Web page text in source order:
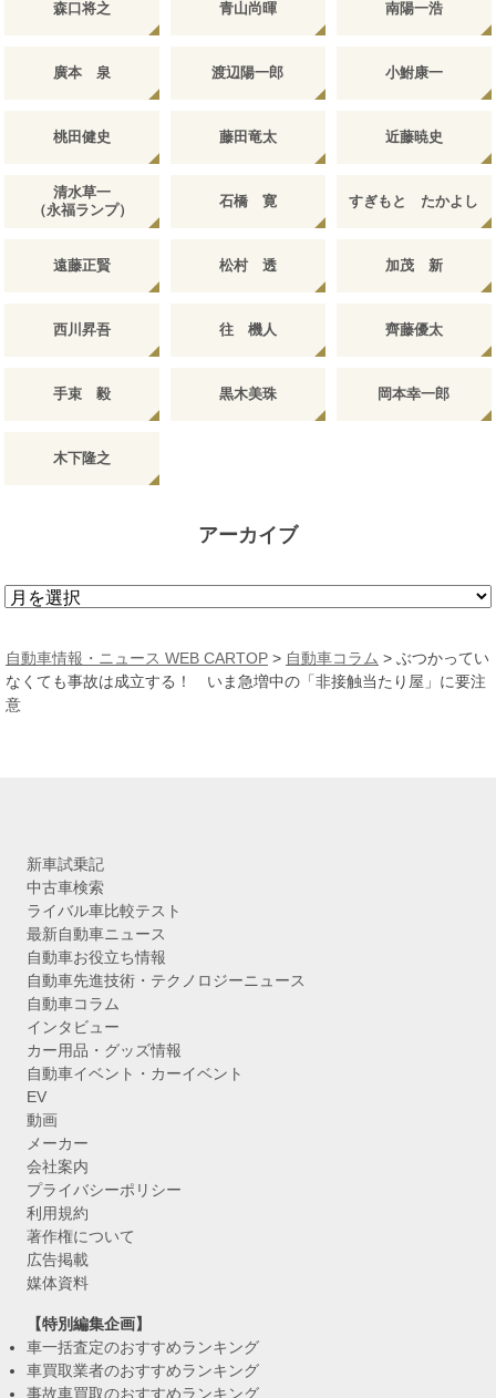
森口将之 青山尚暉 南陽一浩
廣本 泉 渡辺陽一郎 小鮒康一
桃田健史 藤田竜太 近藤暁史
清水草一
（永福ランプ）
石橋 寛 すぎもと たかよし
遠藤正賢 松村 透 加茂 新
西川昇吾 往 機人 齊藤優太
手束 毅 黒木美珠 岡本幸一郎
木下隆之
アーカイブ
ア
カ
イ
ブ
自動車情報・ニュース WEB CARTOP > 自動車コラム > ぶつかってい
なくても事故は成立する！ いま急増中の「非接触当たり屋」に要注
意
新車試乗記
中古車検索
ライバル車比較テスト
最新自動車ニュース
自動車お役立ち情報
自動車先進技術・テクノロジーニュース
自動車コラム
インタビュー
カー用品・グッズ情報
自動車イベント・カーイベント
EV
動画
メーカー
会社案内
プライバシーポリシー
利用規約
著作権について
広告掲載
媒体資料
【特別編集企画】
車一括査定のおすすめランキング
車買取業者のおすすめランキング
事故車買取のおすすめランキング